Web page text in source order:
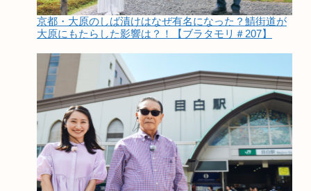
京都・大原のしば漬けはなぜ有名になった？鯖街道が
大原にもたらした影響は？！【ブラタモリ＃207】